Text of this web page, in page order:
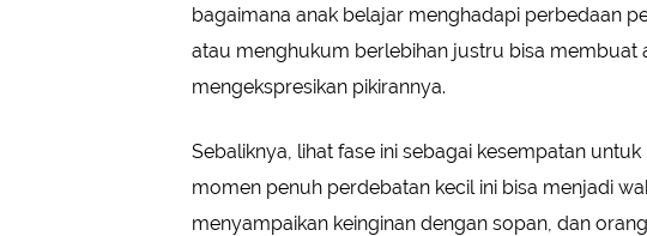
bagaimana anak belajar menghadapi perbedaan
atau menghukum berlebihan justru bisa membuat
mengekspresikan pikirannya.
Sebaliknya, lihat fase ini sebagai kesempatan
momen penuh perdebatan kecil ini bisa menjadi
menyampaikan keinginan dengan sopan, dan